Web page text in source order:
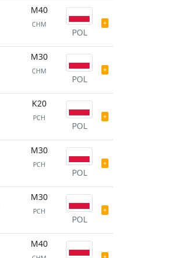
M40
CHM
POL
M30
CHM
POL
K20
PCH
POL
M30
PCH
POL
M30
PCH
POL
M40